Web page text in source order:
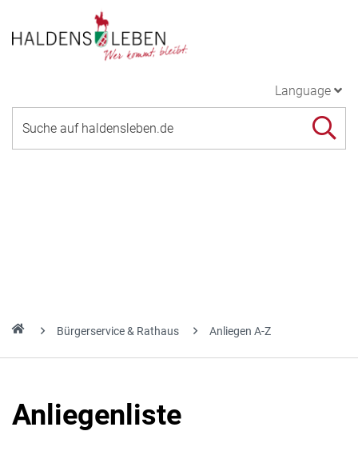
Language
Bürgerservice & Rathaus Anliegen A-Z
Anliegenliste